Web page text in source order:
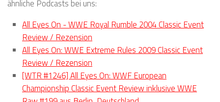
ähnliche Podcasts bei uns:
All Eyes On - WWE Royal Rumble 2004 Classic Event
Review / Rezension
All Eyes On: WWE Extreme Rules 2009 Classic Event
Review / Rezension
[WTR #1246] All Eyes On: WWF European
Championship Classic Event Review inklusive WWE